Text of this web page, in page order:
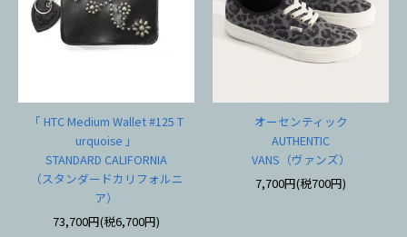
「 HTC Medium Wallet #125 T
urquoise 」
STANDARD CALIFORNIA
（スタンダードカリフォルニ
ア）
73,700円(税6,700円)
オーセンティック
AUTHENTIC
VANS（ヴァンズ）
7,700円(税700円)